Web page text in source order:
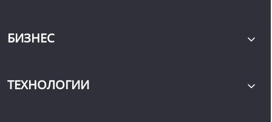
БИЗНЕС
ТЕХНОЛОГИИ